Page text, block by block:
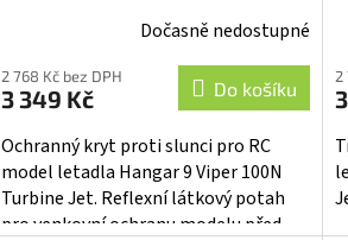
Dočasně nedostupné
2 768 Kč bez DPH
3 349 Kč Do košíku
Ochranný kryt proti slunci pro RC
model letadla Hangar 9 Viper 100N
Turbine Jet. Reflexní látkový potah
pro venkovní ochranu modelu před
2